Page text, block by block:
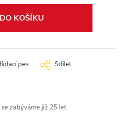
KOŠÍKU
pes Sdílet
zabýváme již 25 let